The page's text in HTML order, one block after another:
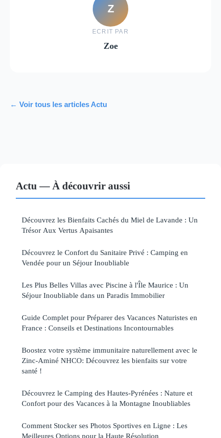
Z
ECRIT PAR
Zoe
← Voir tous les articles Actu
Actu — À découvrir aussi
Découvrez les Bienfaits Cachés du Miel de Lavande : Un
Trésor Aux Vertus Apaisantes
Découvrez le Confort du Sanitaire Privé : Camping en
Vendée pour un Séjour Inoubliable
Les Plus Belles Villas avec Piscine à l'Île Maurice : Un
Séjour Inoubliable dans un Paradis Immobilier
Guide Complet pour Préparer des Vacances Naturistes en
France : Conseils et Destinations Incontournables
Boostez votre système immunitaire naturellement avec le
Zinc-Aminé NHCO: Découvrez les bienfaits sur votre
santé !
Découvrez le Camping des Hautes-Pyrénées : Nature et
Confort pour des Vacances à la Montagne Inoubliables
Comment Stocker ses Photos Sportives en Ligne : Les
Meilleures Options pour la Haute Résolution